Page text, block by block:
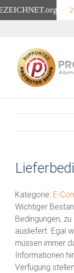
.org
Inhalt
springen
Kategorie: E-
Wichtiger
Bedingungen,
ausliefert. Egal
müssen immer
Informationen
Verfügung